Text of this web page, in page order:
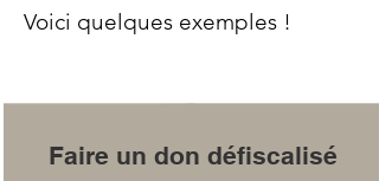
Voici quelques exemples !
Faire un don défiscalisé